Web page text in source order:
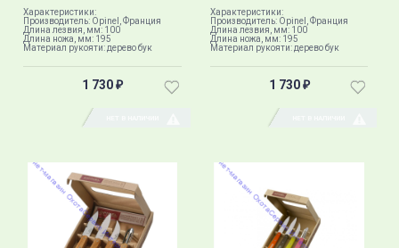
Характеристики:
Производитель: Opinel, Франция
Длина лезвия, мм: 100
Длина ножа, мм: 195
Материал рукояти: дерево бук
1 730 ₽
Характеристики:
Производитель: Opinel, Франция
Длина лезвия, мм: 100
Длина ножа, мм: 195
Материал рукояти: дерево бук
1 730 ₽